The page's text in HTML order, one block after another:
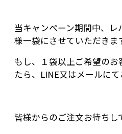
当キャンペーン期間中、レ
様一袋にさせていただきま
もし、１袋以上ご希望の
たら、LINE又はメールにて
皆様からのご注文お待ちし